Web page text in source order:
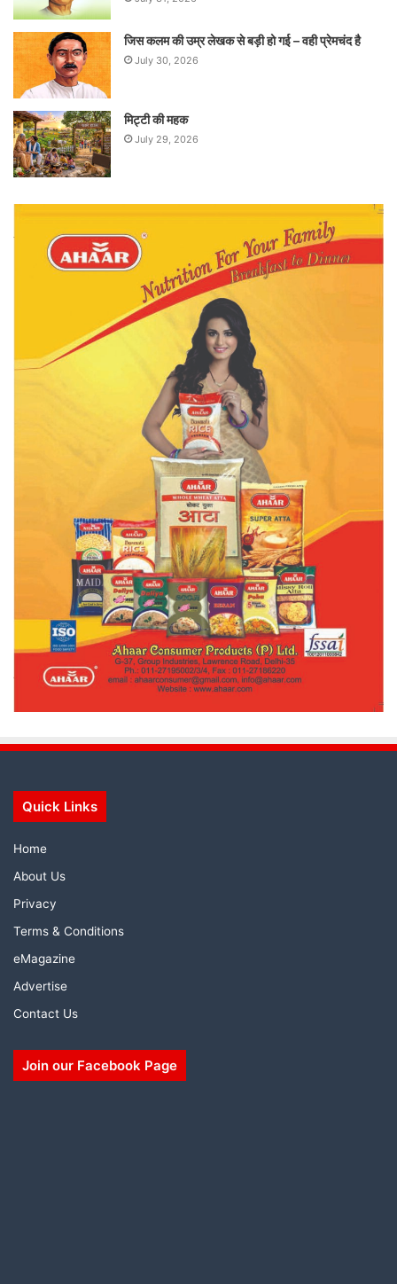
जिस कलम की उम्र लेखक से बड़ी हो गई – वही प्रेमचंद है
July 30, 2026
मिट्टी की महक
July 29, 2026
Quick Links
Home
About Us
Privacy
Terms & Conditions
eMagazine
Advertise
Contact Us
Join our Facebook Page